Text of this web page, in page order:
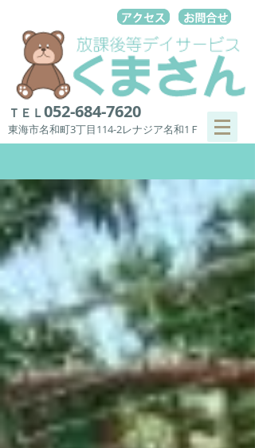
ＴＥＬ052-684-7620
東海市名和町3丁目114-2レナジア名和1Ｆ